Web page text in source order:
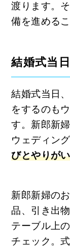
渡ります。
備を進める
結婚式当
結婚式当日
をするのも
す。新郎新
ウェディン
びとやりが
新郎新婦の
品、引き出
テーブル上
チェック。